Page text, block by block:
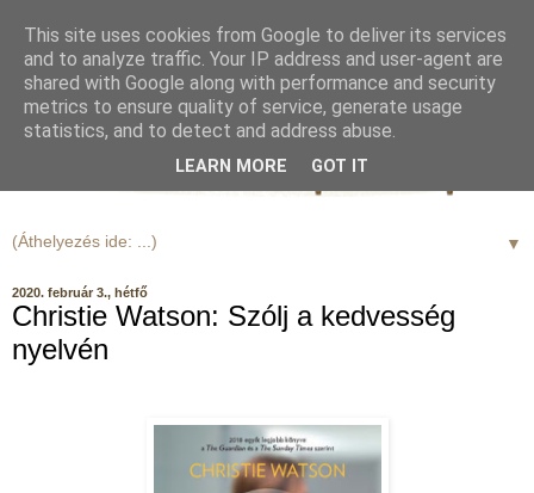
▼
2020. február 3., hétfő
Christie Watson: Szólj a kedvesség
nyelvén
This site uses cookies from Google to deliver its services
and to analyze traffic. Your IP address and user-agent are
shared with Google along with performance and security
metrics to ensure quality of service, generate usage
statistics, and to detect and address abuse.
LEARN MORE GOT IT